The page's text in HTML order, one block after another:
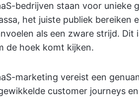
bedrijven staan voor unieke
het juiste publiek bereiken
als een zware strijd. Dit
de hoek komt kijken.
marketing vereist een
customer journeys